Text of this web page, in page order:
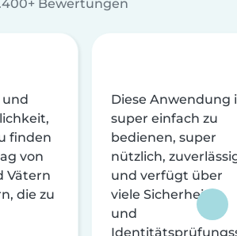
Bewertungen
und
finden
von
Vätern
die zu
Diese Anwendung
super einfach zu
bedienen, super
nützlich,
und verfügt über
viele Sicherheits-
und